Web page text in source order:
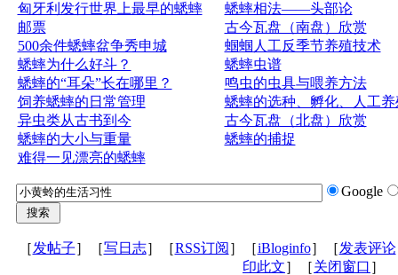
匈牙利发行世界上最早的蟋蟀
邮票
500余件蟋蟀盆争秀申城
蟋蟀为什么好斗？
蟋蟀的“耳朵”长在哪里？
饲养蟋蟀的日常管理
异虫类从古书到今
蟋蟀的大小与重量
难得一见漂亮的蟋蟀
蟋蟀相法——头部论
古今瓦盘（南盘）欣赏
蝈蝈人工反季节养殖技术
蟋蟀虫谱
鸣虫的虫具与喂养方法
蟋蟀的选种、孵化、人工养
古今瓦盘（北盘）欣赏
蟋蟀的捕捉
Google
［发帖子］［写日志］［RSS订阅 ］［iBloginfo］［发表评论
印此文］［关闭窗口 ］